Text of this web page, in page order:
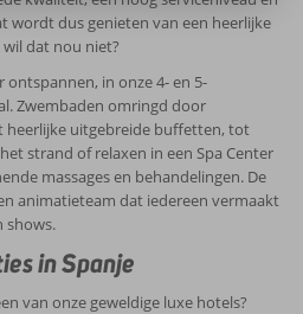
wordt dus genieten van een heerlijke
dat nou niet?
ontspannen, in onze 4- en 5-
Zwembaden omringd door
heerlijke uitgebreide buffetten, tot
strand of relaxen in een Spa Center
massages en behandelingen. De
animatieteam dat iedereen vermaakt
shows.
in Spanje
van onze geweldige luxe hotels?